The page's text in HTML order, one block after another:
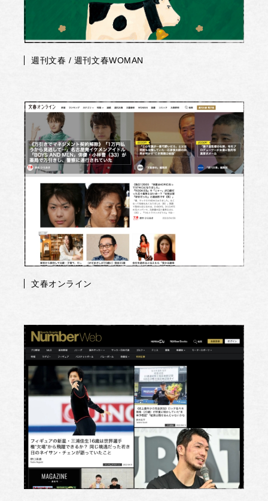
週刊文春 / 週刊文春WOMAN
文春オンライン